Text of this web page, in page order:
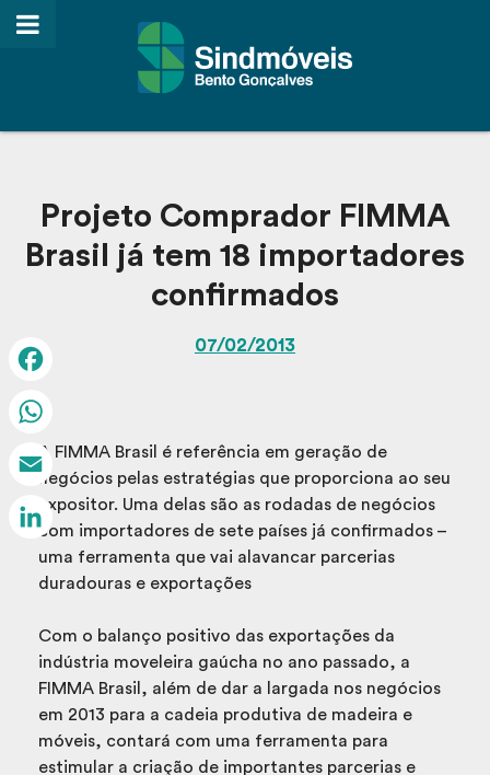
Projeto Comprador FIMMA
Brasil já tem 18 importadores
confirmados
07/02/2013
A FIMMA Brasil é referência em geração de
negócios pelas estratégias que proporciona ao seu
expositor. Uma delas são as rodadas de negócios
com importadores de sete países já confirmados –
uma ferramenta que vai alavancar parcerias
duradouras e exportações
Com o balanço positivo das exportações da
indústria moveleira gaúcha no ano passado, a
FIMMA Brasil, além de dar a largada nos negócios
em 2013 para a cadeia produtiva de madeira e
móveis, contará com uma ferramenta para
estimular a criação de importantes parcerias e
Facebook
WhatsApp
Email
LinkedIn